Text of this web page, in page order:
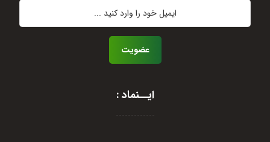
عضویت
ایــنماد :